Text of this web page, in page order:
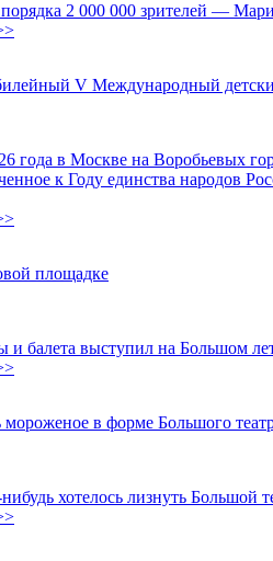
2 000 000 зрителей —
V Международный
года в Москве на Воробьевых
к Году единства народов
площадке
и балета выступил на Большом
мороженое в форме Большого
хотелось лизнуть Большой